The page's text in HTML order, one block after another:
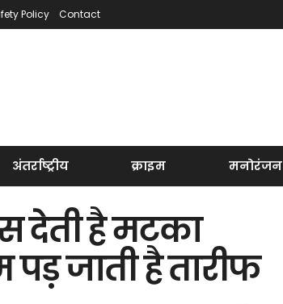
Policy Contact
अंतर्राष्ट्रीय क्राइम मनोरंजन
देती है मटका
जाती है तारीफ